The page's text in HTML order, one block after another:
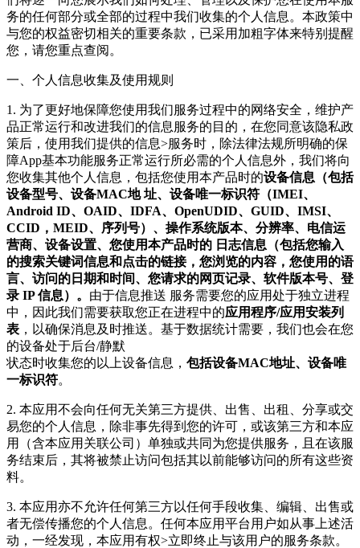
务的任何部分或全部的过程中我们收集的个人信息。本政策中
与您的权益密切相关的重要条款，已采用加粗字体来特别提醒
您，请您重点查阅。
一、个人信息收集及使用规则
1. 为了更好地保障您使用我们服务过程中的网络安全，维护产
品正常运行和改进我们的信息服务的目的，在您同意该隐私政
策后，使用我们提供的信息>服务时，除法律法规所明确的保
障App基本功能服务正常运行所必需的个人信息外，我们将向
您收集其他个人信息，包括您使用本产品时的设备信息（包括
设备型号、设备MAC地 址、设备唯一标识符（IMEI、
Android ID、OAID、IDFA、OpenUDID、GUID、IMSI、
CCID，MEID、序列号）、操作系统版本、分辨率、电信运
营商、设备设置、您使用本产品时的 日志信息（包括您输入
的搜索关键词信息和点击的链接，您浏览的内容，您使用的语
言、访问的日期和时间、您请求的网页记录、软件版本号、登
录 IP 信息）。 由于信息推送 服务需要您的应用处于独立进程
中，因此我们需要获取您正在进程中的应用程序/应用安装列
表 ，以确保消息及时推送。基于数据统计需要，我们也会在您
的设备处于后台/静默
状态时收集您的以上设备信息， 包括设备MAC地址、设备唯
一标识符。
2. 本应用不会向任何无关第三方提供、出售、出租、分享或交
易您的个人信息，除非事先得到您的许可，或该第三方和本应
用（含本应用关联公司）单独或共同为您提供服务，且在该服
务结束后，其将被禁止访问包括其以前能够访问的所有这些资
料。
3. 本应用亦不允许任何第三方以任何手段收集、编辑、出售或
者无偿传播您的个人信息。任何本应用平台用户如从事上述活
动，一经发现，本应用有权>立即终止与该用户的服务条款。